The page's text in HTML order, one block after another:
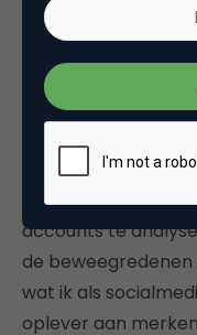
zie je direct alles
dat je opnieuw
diegene gebruikt
relevante
deze ook terug.
accounts te
de beweegredenen
wat ik als
oplever aan